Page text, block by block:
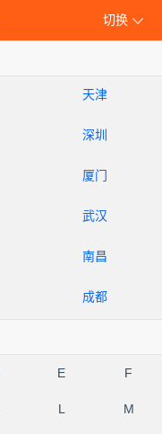
切换
天津
深圳
厦门
武汉
南昌
成都
E F
L M